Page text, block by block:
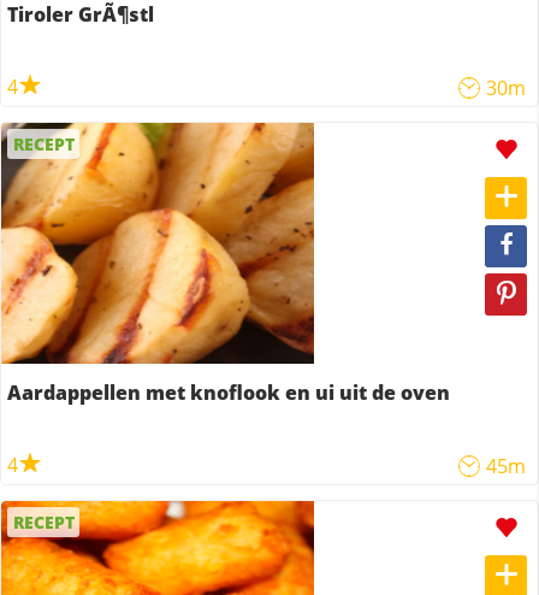
Tiroler GrÃ¶stl
4 30m
RECEPT
Aardappellen met knoflook en ui uit de oven
4 45m
RECEPT